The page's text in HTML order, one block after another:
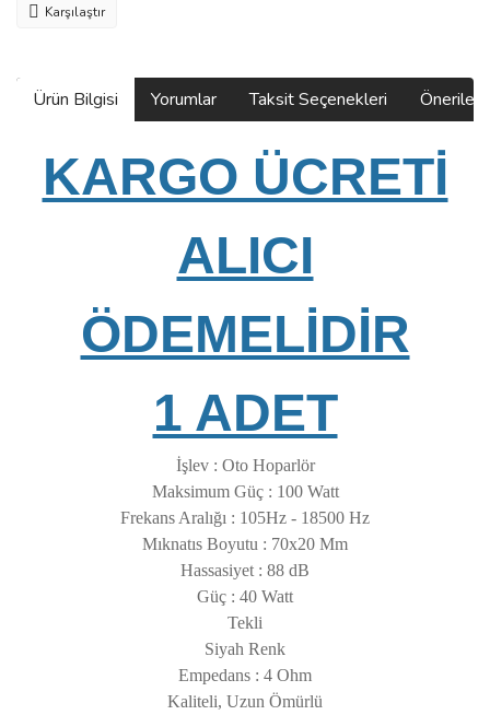
Karşılaştır
Ürün Bilgisi Yorumlar Taksit Seçenekleri
KARGO ÜCRETİ
ALICI
ÖDEMELİDİR
1 ADET
İşlev : Oto Hoparlör
Maksimum Güç : 100 Watt
Frekans Aralığı : 105Hz - 18500 Hz
Mıknatıs Boyutu : 70x20 Mm
Hassasiyet : 88 dB
Güç : 40 Watt
Tekli
Siyah Renk
Empedans : 4 Ohm
Kaliteli, Uzun Ömürlü